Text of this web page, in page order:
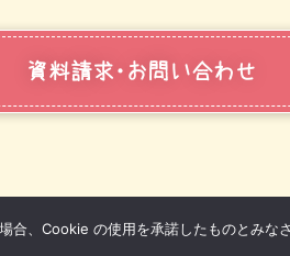
資料請求・お問い合わせ
プライバシーポリ
、Cookie の使用を承諾したものとみなさ